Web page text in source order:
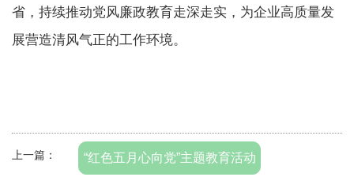
省，持续推动党风廉政教育走深走实，为企业高质量发
展营造清风气正的工作环境。
上一篇： “红色五月心向党”主题教育活动